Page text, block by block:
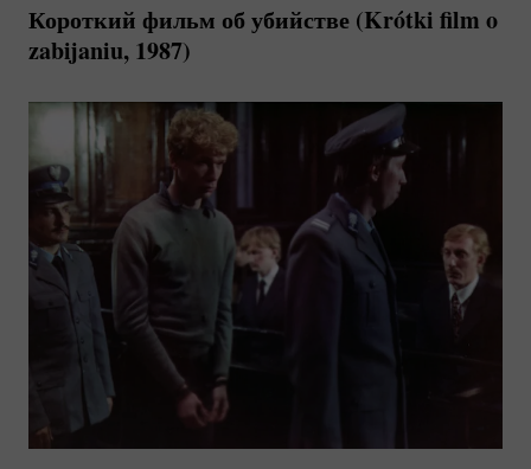
Короткий фильм об убийстве (Krótki film o
zabijaniu, 1987)